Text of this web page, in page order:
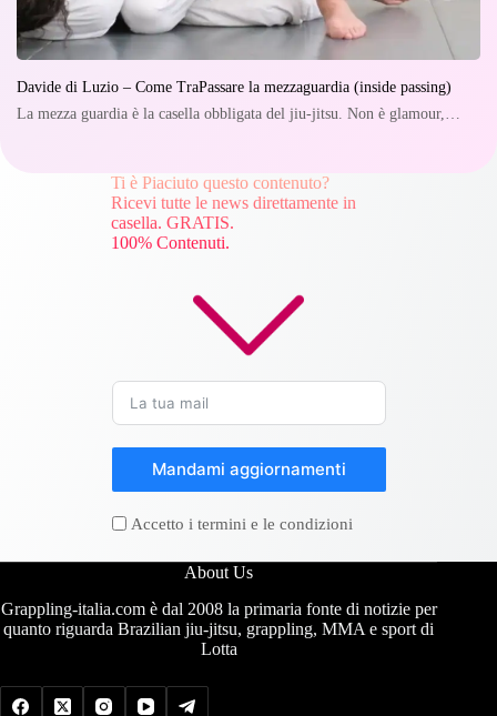
Davide di Luzio – Come TraPassare la mezzaguardia (inside passing)
La mezza guardia è la casella obbligata del jiu-jitsu. Non è glamour,…
Ti è Piaciuto questo contenuto?
Ricevi tutte le news direttamente in
casella. GRATIS.
100% Contenuti.
Mandami aggiornamenti
Accetto i termini e le condizioni
About Us
Grappling-italia.com è dal 2008 la primaria fonte di notizie per
quanto riguarda Brazilian jiu-jitsu, grappling, MMA e sport di
Lotta